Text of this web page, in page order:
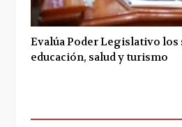
Evalúa Poder Legislativo los
educación, salud y turismo